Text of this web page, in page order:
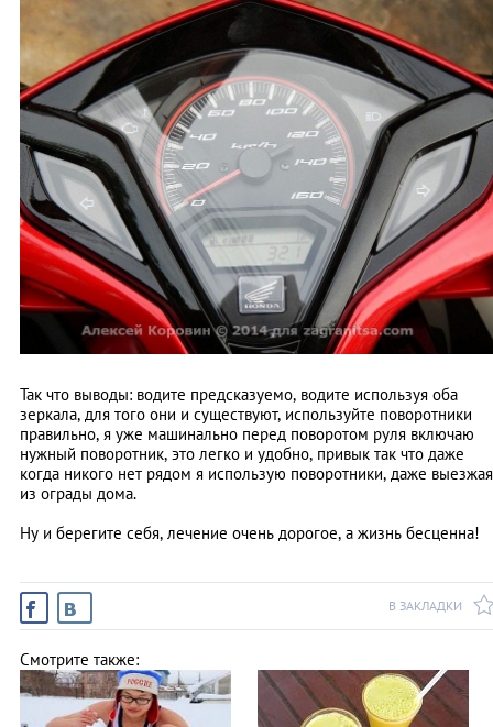
Так что выводы: водите предсказуемо, водите используя оба
зеркала, для того они и существуют, используйте поворотники
правильно, я уже машинально перед поворотом руля включаю
нужный поворотник, это легко и удобно, привык так что даже
когда никого нет рядом я использую поворотники, даже выезжая
из ограды дома.
Ну и берегите себя, лечение очень дорогое, а жизнь бесценна!
В ЗАКЛАДКИ
Смотрите также: